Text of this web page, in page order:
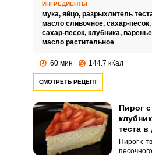
ИНГРЕДИЕНТЫ
мука, яйцо, разрыхлитель
масло сливочное, сахар-песок,
сахар-песок, клубника,
масло растительное
60 мин 144.7 кКал
СМОТРЕТЬ РЕЦЕПТ
Пирог
теста в
Пирог с